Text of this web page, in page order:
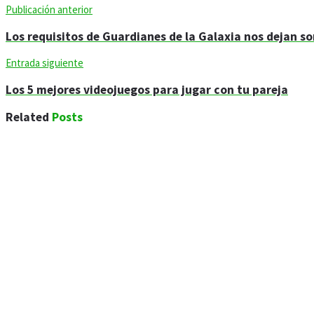
Publicación anterior
Los requisitos de Guardianes de la Galaxia nos dejan
Entrada siguiente
Los 5 mejores videojuegos para jugar con tu pareja
Related Posts